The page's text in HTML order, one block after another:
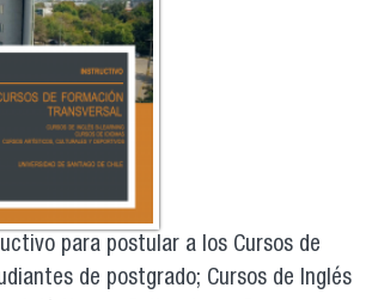
para postular a los Cursos de
de postgrado; Cursos de Inglés